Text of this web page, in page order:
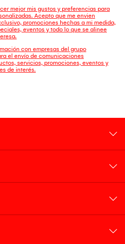
mejor mis gustos y preferencias para
Acepto que me envien
promociones hechas a mi medida,
eventos y todo lo que se alinee
con empresas del grupo
el envío de comunicaciones
servicios, promociones, eventos y
de interés.